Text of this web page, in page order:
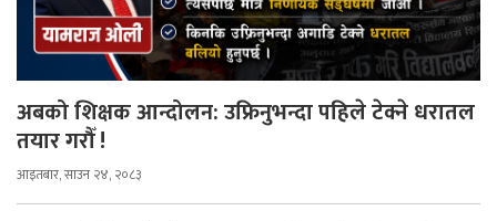
अबको शिक्षक आन्दोलन: उफ्रिनुभन्दा पहिले टेक्ने धरातल
तयार गरौँ !
आइतबार, साउन २४, २०८३